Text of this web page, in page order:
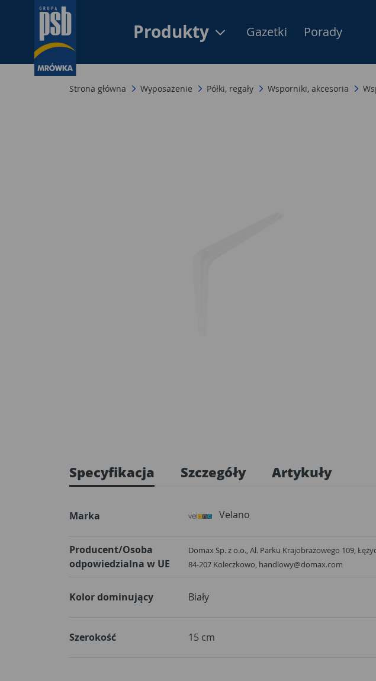
Produkty Gazetki Porady
Strona główna Wyposażenie Półki, regały Wsporniki, akcesoria
Specyfikacja Szczegóły Artykuły
Marka Velano
Producent/Osoba
odpowiedzialna w UE
Domax Sp. z o.o., Al. Parku Krajobrazowego 109,
84-207 Koleczkowo, handlowy@domax.com
Kolor dominujący Biały
Szerokość 15 cm